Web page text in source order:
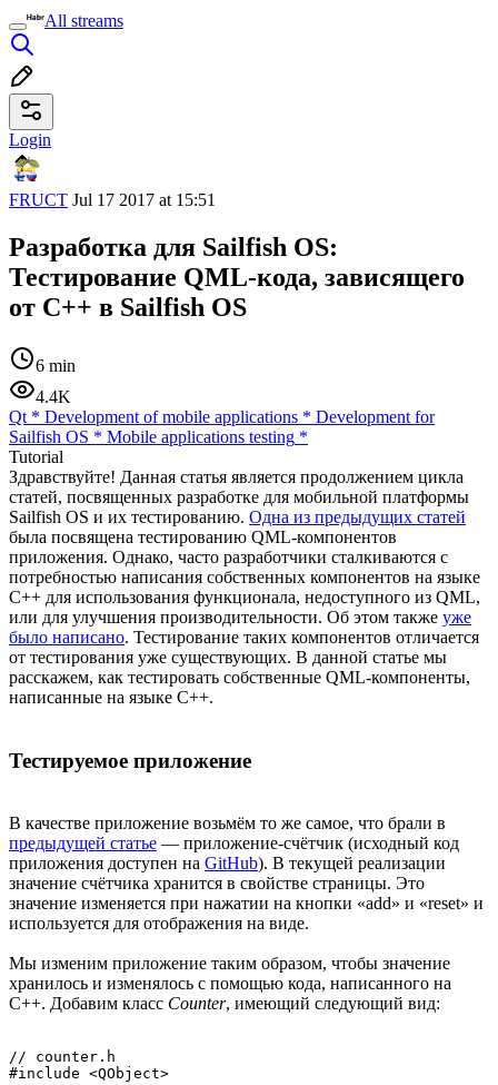
All streams
Login
FRUCT Jul 17 2017 at 15:51
Разработка для Sailfish OS:
Тестирование QML-кода, зависящего
от C++ в Sailfish OS
6 min
4.4K
Qt * Development of mobile applications * Development for
Sailfish OS * Mobile applications testing *
Tutorial
Здравствуйте! Данная статья является продолжением цикла
статей, посвященных разработке для мобильной платформы
Sailfish OS и их тестированию. Одна из предыдущих статей
была посвящена тестированию QML-компонентов
приложения. Однако, часто разработчики сталкиваются с
потребностью написания собственных компонентов на языке
C++ для использования функционала, недоступного из QML,
или для улучшения производительности. Об этом также уже
было написано. Тестирование таких компонентов отличается
от тестирования уже существующих. В данной статье мы
расскажем, как тестировать собственные QML-компоненты,
написанные на языке C++.
Тестируемое приложение
В качестве приложение возьмём то же самое, что брали в
предыдущей статье — приложение-счётчик (исходный код
приложения доступен на GitHub). В текущей реализации
значение счётчика хранится в свойстве страницы. Это
значение изменяется при нажатии на кнопки «add» и «reset» и
используется для отображения на виде.
Мы изменим приложение таким образом, чтобы значение
хранилось и изменялось с помощью кода, написанного на
C++. Добавим класс Counter, имеющий следующий вид:
// counter.h
#include <QObject>